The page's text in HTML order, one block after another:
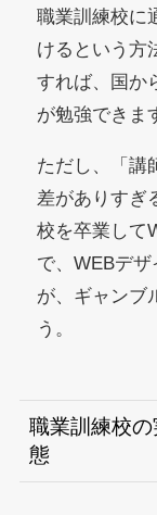
職業訓練校に
けるという方
すれば、国か
が勉強できま
ただし、「講
差がありすぎ
校を卒業して
で、WEBデ
が、ギャンブ
う。
職業訓練校の
態